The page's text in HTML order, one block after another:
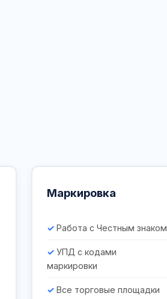
Маркировка
Работа с Честным знаком
УПД с кодами
маркировки
Все торговые площадки